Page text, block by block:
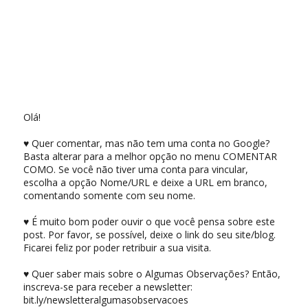
Olá!
♥ Quer comentar, mas não tem uma conta no Google?
Basta alterar para a melhor opção no menu COMENTAR
COMO. Se você não tiver uma conta para vincular,
escolha a opção Nome/URL e deixe a URL em branco,
comentando somente com seu nome.
♥ É muito bom poder ouvir o que você pensa sobre este
post. Por favor, se possível, deixe o link do seu site/blog.
Ficarei feliz por poder retribuir a sua visita.
♥ Quer saber mais sobre o Algumas Observações? Então,
inscreva-se para receber a newsletter:
bit.ly/newsletteralgumasobservacoes